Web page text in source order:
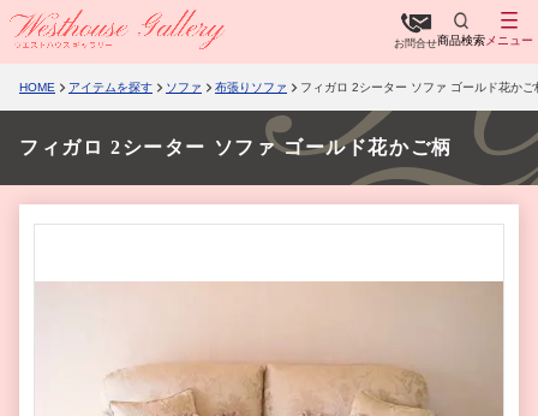
お問合せ商品検索 メニュー
HOME アイテムを探す ソファ 布張りソファ フィガロ 2シーター ソファ ゴールド花かご
フィガロ 2シーター ソファ ゴールド花かご柄